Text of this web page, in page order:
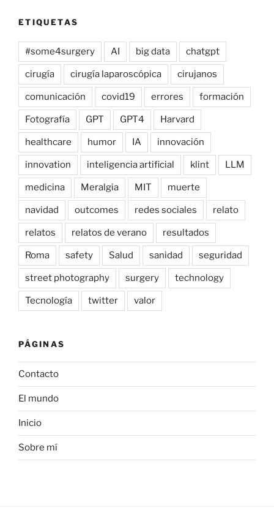
ETIQUETAS
#some4surgery AI big data chatgpt
cirugía cirugía laparoscópica cirujanos
comunicación covid19 errores formación
Fotografía GPT GPT4 Harvard
healthcare humor IA innovación
innovation inteligencia artificial klint LLM
medicina Meralgia MIT muerte
navidad outcomes redes sociales relato
relatos relatos de verano resultados
Roma safety Salud sanidad seguridad
street photography surgery technology
Tecnología twitter valor
PÁGINAS
Contacto
El mundo
Inicio
Sobre mí